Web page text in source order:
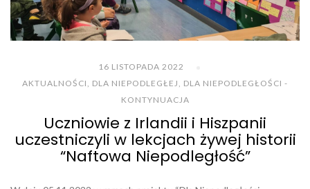
16 LISTOPADA 2022
AKTUALNOŚCI, DLA NIEPODLEGŁEJ, DLA NIEPODLEGŁOŚCI -
KONTYNUACJA
Uczniowie z Irlandii i Hiszpanii
uczestniczyli w lekcjach żywej historii
“Naftowa Niepodległość”